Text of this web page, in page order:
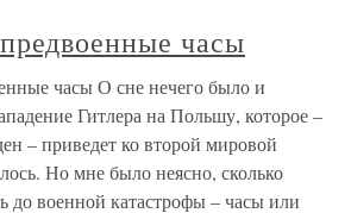
часы
часы О сне нечего было и
Гитлера на Польшу, которое –
– приведет ко второй мировой
Но мне было неясно, сколько
до военной катастрофы – часы или